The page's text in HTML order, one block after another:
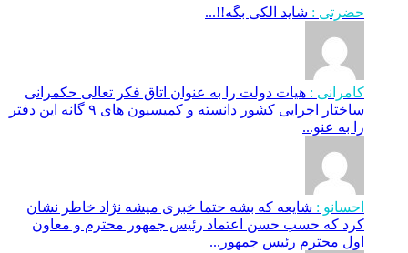
حضرتی : شاید الکی بگه!!...
کامرانی : هیات دولت را به عنوان اتاق فکر تعالی حکمرانی
ساختار اجرایی کشور دانسته و کمیسیون های ۹ گانه این دفتر
را به عنو...
احسانو : شایعه که بشه حتما خبری میشه نژاد خاطر نشان
کرد که حسب حسن اعتماد رئیس جمهور محترم و معاون
اول محترم رئیس جمهور...